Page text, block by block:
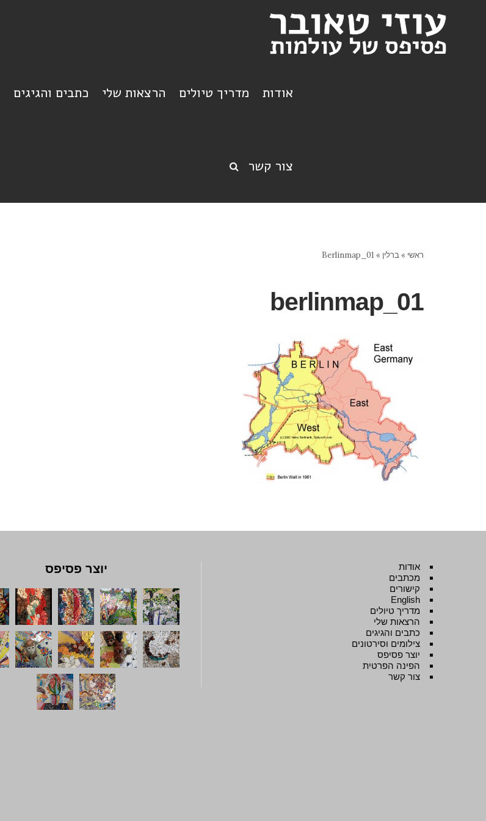
אודות מדריך טיולים הרצאות שלי כתבים והגיגים
צור קשר
ראשי »ברלין »
Berlinmap_01
berlinmap_01
אודות
מכתבים
קישורים
English
מדריך טיולים
הרצאות שלי
כתבים והגיגים
צילומים וסירטונים
יוצר פסיפס
הפינה הפרטית
צור קשר
יוצר פסיפס